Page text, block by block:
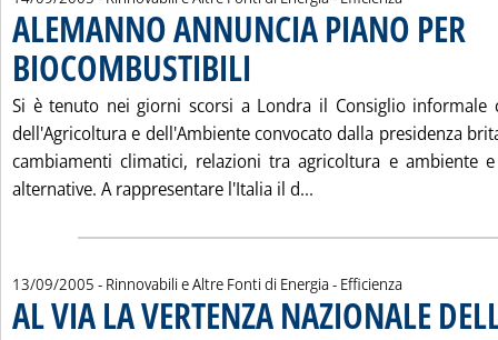
ALEMANNO ANNUNCIA PIANO PER
BIOCOMBUSTIBILI
Si è tenuto nei giorni scorsi a Londra il Consiglio informale
dell'Agricoltura e dell'Ambiente convocato dalla presidenza
cambiamenti climatici, relazioni tra agricoltura e ambiente
alternative. A rappresentare l'Italia il d...
13/09/2005 - Rinnovabili e Altre Fonti di Energia - Efficienza
AL VIA LA VERTENZA NAZIONALE